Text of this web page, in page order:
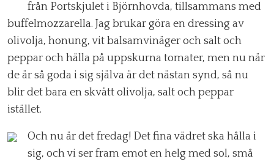
från Portskjulet i Björnhovda, tillsammans med
buffelmozzarella. Jag brukar göra en dressing av
olivolja, honung, vit balsamvinäger och salt och
peppar och hälla på uppskurna tomater, men nu när
de är så goda i sig själva är det nästan synd, så nu
blir det bara en skvätt olivolja, salt och peppar
istället.
Och nu är det fredag! Det fina vädret ska hålla i
sig, och vi ser fram emot en helg med sol, små